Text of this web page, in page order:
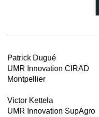
Patrick Dugué
UMR Innovation CIRAD
Montpellier
Victor Kettela
UMR Innovation SupAgro